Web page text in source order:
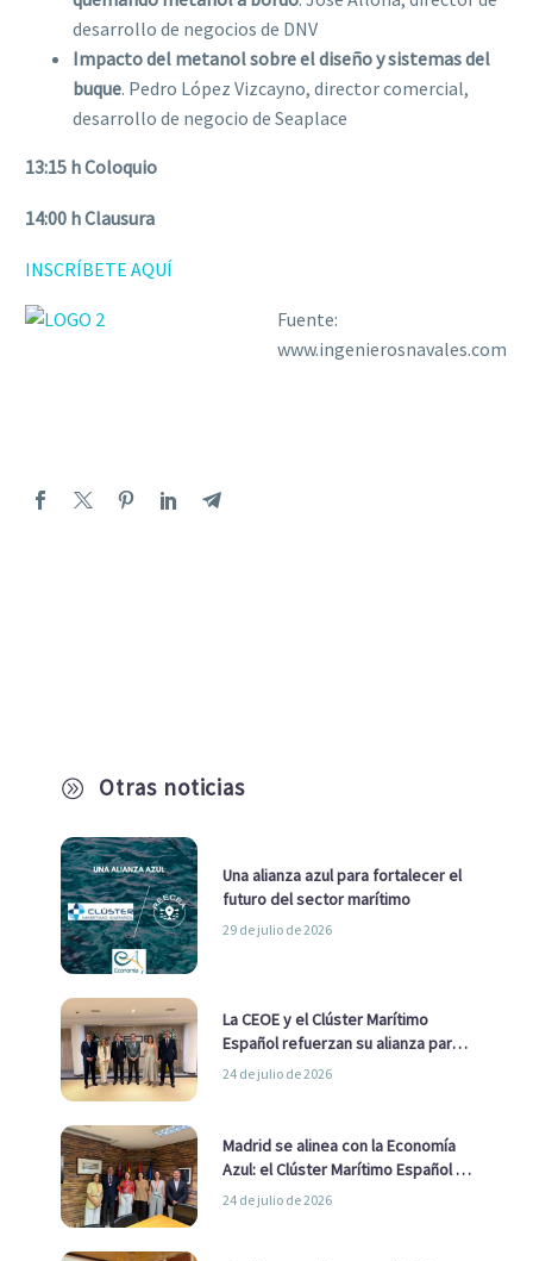
A Otras noticias
Una alianza azul para fortalecer el
futuro del sector marítimo
29 de julio de 2026
La CEOE y el Clúster Marítimo
Español refuerzan su alianza para
impulsar una estrategia Nacional
24 de julio de 2026
Madrid se alinea con la Economía
Azul: el Clúster Marítimo Español y
la Real Liga Naval avanzan alianzas
24 de julio de 2026
desarrollo de negocios de DNV
Impacto del metanol sobre el diseño y sistemas del
buque. Pedro López Vizcayno, director comercial,
desarrollo de negocio de Seaplace
13:15 h Coloquio
14:00 h Clausura
INSCRÍBETE AQUÍ
Fuente:
www.ingenierosnavales.com